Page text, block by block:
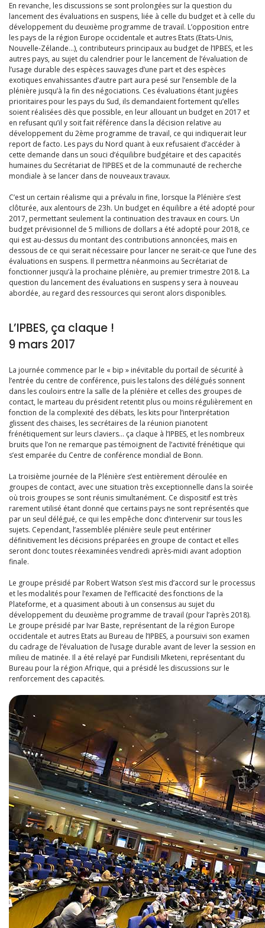
En revanche, les discussions se sont prolongées sur la question du
lancement des évaluations en suspens, liée à celle du budget et à celle du
développement du deuxième programme de travail. L’opposition entre
les pays de la région Europe occidentale et autres Etats (Etats-Unis,
Nouvelle-Zélande…), contributeurs principaux au budget de l’IPBES, et les
autres pays, au sujet du calendrier pour le lancement de l’évaluation de
l’usage durable des espèces sauvages d’une part et des espèces
exotiques envahissantes d’autre part aura pesé sur l’ensemble de la
plénière jusqu’à la fin des négociations. Ces évaluations étant jugées
prioritaires pour les pays du Sud, ils demandaient fortement qu’elles
soient réalisées dès que possible, en leur allouant un budget en 2017 et
en refusant qu’il y soit fait référence dans la décision relative au
développement du 2ème programme de travail, ce qui indiquerait leur
report de facto. Les pays du Nord quant à eux refusaient d’accéder à
cette demande dans un souci d’équilibre budgétaire et des capacités
humaines du Secrétariat de l’IPBES et de la communauté de recherche
mondiale à se lancer dans de nouveaux travaux.
C’est un certain réalisme qui a prévalu in fine, lorsque la Plénière s’est
clôturée, aux alentours de 23h. Un budget en équilibre a été adopté pour
2017, permettant seulement la continuation des travaux en cours. Un
budget prévisionnel de 5 millions de dollars a été adopté pour 2018, ce
qui est au-dessus du montant des contributions annoncées, mais en
dessous de ce qui serait nécessaire pour lancer ne serait-ce que l’une des
évaluations en suspens. Il permettra néanmoins au Secrétariat de
fonctionner jusqu’à la prochaine plénière, au premier trimestre 2018. La
question du lancement des évaluations en suspens y sera à nouveau
abordée, au regard des ressources qui seront alors disponibles.
L’IPBES, ça claque !
9 mars 2017
La journée commence par le « bip » inévitable du portail de sécurité à
l’entrée du centre de conférence, puis les talons des délégués sonnent
dans les couloirs entre la salle de la plénière et celles des groupes de
contact, le marteau du président retentit plus ou moins régulièrement en
fonction de la complexité des débats, les kits pour l’interprétation
glissent des chaises, les secrétaires de la réunion pianotent
frénétiquement sur leurs claviers… ça claque à l’IPBES, et les nombreux
bruits que l’on ne remarque pas témoignent de l’activité frénétique qui
s’est emparée du Centre de conférence mondial de Bonn.
La troisième journée de la Plénière s’est entièrement déroulée en
groupes de contact, avec une situation très exceptionnelle dans la soirée
où trois groupes se sont réunis simultanément. Ce dispositif est très
rarement utilisé étant donné que certains pays ne sont représentés que
par un seul délégué, ce qui les empêche donc d’intervenir sur tous les
sujets. Cependant, l’assemblée plénière seule peut entériner
définitivement les décisions préparées en groupe de contact et elles
seront donc toutes réexaminées vendredi après-midi avant adoption
finale.
Le groupe présidé par Robert Watson s’est mis d’accord sur le processus
et les modalités pour l’examen de l’efficacité des fonctions de la
Plateforme, et a quasiment abouti à un consensus au sujet du
développement du deuxième programme de travail (pour l’après 2018).
Le groupe présidé par Ivar Baste, représentant de la région Europe
occidentale et autres Etats au Bureau de l’IPBES, a poursuivi son examen
du cadrage de l’évaluation de l’usage durable avant de lever la session en
milieu de matinée. Il a été relayé par Fundisili Mketeni, représentant du
Bureau pour la région Afrique, qui a présidé les discussions sur le
renforcement des capacités.